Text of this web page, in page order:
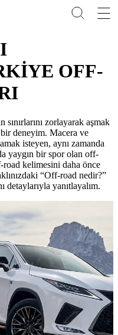
OFF-
zorlayarak aşmak
deneyim. Macera ve
isteyen, aynı zamanda
yaygın bir spor olan off-
kelimesini daha önce
“Off-road nedir?”
detaylarıyla yanıtlayalım.